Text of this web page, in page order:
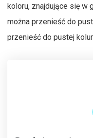
koloru, znajdujące się w
można przenieść do
przenieść do pustej